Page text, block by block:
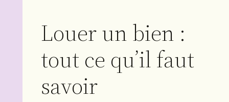
Louer un bien :
tout ce qu’il faut
savoir